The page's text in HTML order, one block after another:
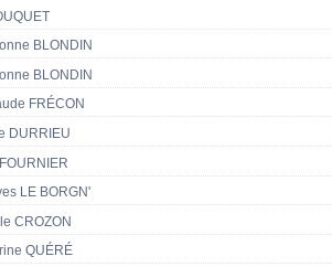
BLONDIN
BLONDIN
FRÉCON
DURRIEU
LE BORGN'
CROZON
QUÉRÉ